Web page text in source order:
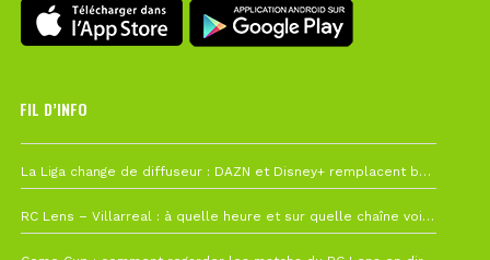
FIL D’INFO
La Liga change de diffuseur : DAZN et Disney+ remplacent beIN Sports !
RC Lens – Villarreal : à quelle heure et sur quelle chaîne voir la finale de la Como Cup ?